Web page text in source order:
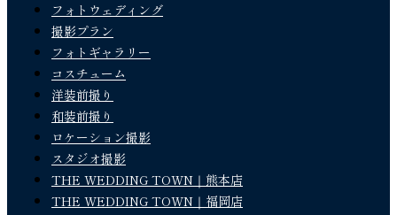
フォトウェディング
撮影プラン
フォトギャラリー
コスチューム
洋装前撮り
和装前撮り
ロケーション撮影
スタジオ撮影
THE WEDDING TOWN｜熊本店
THE WEDDING TOWN｜福岡店